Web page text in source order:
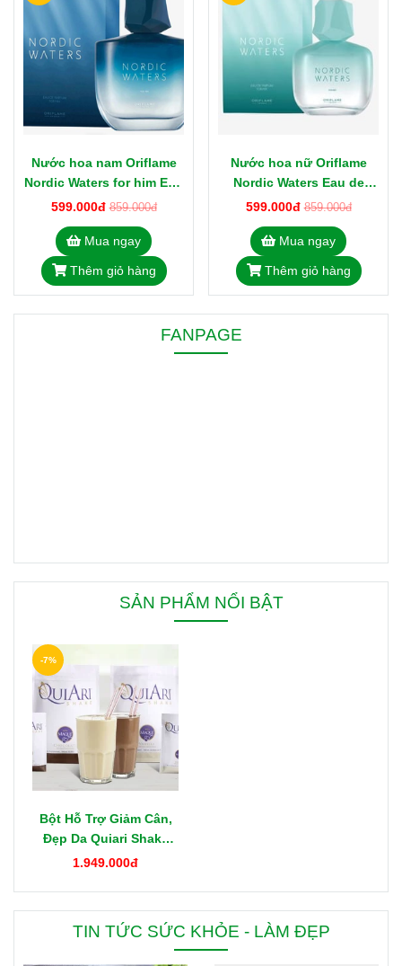
Nước hoa nam Oriflame
Nordic Waters for him Eau
de Parfum 75ml
599.000đ 859.000đ
Mua ngay
Thêm giỏ hàng
Nước hoa nữ Oriflame
Nordic Waters Eau de
Parfum 50ml
599.000đ 859.000đ
Mua ngay
Thêm giỏ hàng
FANPAGE
SẢN PHẨM NỔI BẬT
Bột Hỗ Trợ Giảm Cân,
Đẹp Da Quiari Shake
1000g Mỹ
1.949.000đ
-7%
TIN TỨC SỨC KHỎE - LÀM ĐẸP